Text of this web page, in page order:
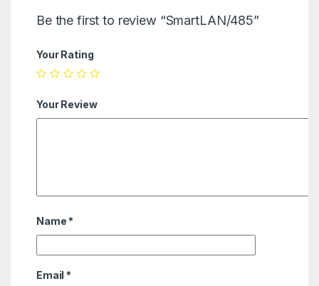
Be the first to review “SmartLAN/485”
Your Rating
Your Review
Name *
Email *